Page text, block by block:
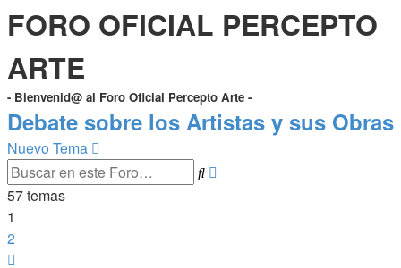
FORO OFICIAL PERCEPTO
ARTE
- Bienvenid@ al Foro Oficial Percepto Arte -
Debate sobre los Artistas y sus Obras
Nuevo Tema
Buscar
57 temas
1
2